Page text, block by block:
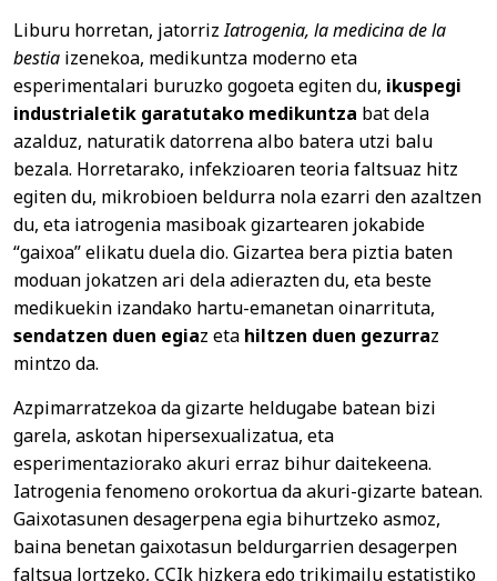
Liburu horretan, jatorrizIatrogenia, la medicina de la
bestia izenekoa, medikuntza moderno eta
esperimentalari buruzko gogoeta egiten du, ikuspegi
industrialetik garatutako medikuntza bat dela
azalduz, naturatik datorrena albo batera utzi balu
bezala. Horretarako, infekzioaren teoria faltsuaz hitz
egiten du, mikrobioen beldurra nola ezarri den azaltzen
du, eta iatrogenia masiboak gizartearen jokabide
“gaixoa” elikatu duela dio. Gizartea bera piztia baten
moduan jokatzen ari dela adierazten du, eta beste
medikuekin izandako hartu-emanetan oinarrituta,
sendatzen duen egiaz eta hiltzen duen gezurraz
mintzo da.
Azpimarratzekoa da gizarte heldugabe batean bizi
garela, askotan hipersexualizatua, eta
esperimentaziorako akuri erraz bihur daitekeena.
Iatrogenia fenomeno orokortua da akuri-gizarte batean.
Gaixotasunen desagerpena egia bihurtzeko asmoz,
baina benetan gaixotasun beldurgarrien desagerpen
faltsua lortzeko, CCIk hizkera edo trikimailu estatistiko